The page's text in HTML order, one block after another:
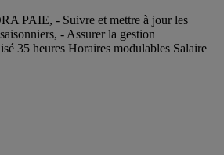
PAIE, - Suivre et mettre à jour les
- Assurer la gestion
35 heures Horaires modulables Salaire